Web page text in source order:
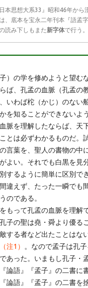
本思想大系33』昭和46年から
、底本を宝永二年刊本『語
読み下しもまた新字体で行う。
）の学を修めようと望む
ば、孔孟の血脈（孔孟の
いわば柁（かじ）のない
を知ることができないよ
脈を理解したならば、天
とは必ずわかるものだ。
言葉を、聖人の書物の中
よい。それでも白黒を見
するように簡単に区別で
違えず、たった一瞬でも
のである。
もって孔孟の血脈を理解
子の聖は堯・舜より優る
する者など出たことはな
（注1） 。なので孟子は孔
あった。いまもし孔子・
論語』『孟子』の二書に
論語』『孟子』の二書